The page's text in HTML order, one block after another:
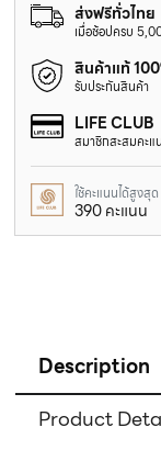
ส่งฟรีทั่วไทย
เมื่อช้อปครบ
สินค้าแท้
รับประกันสินค้า
LIFE CLUB
สมาชิกสะสมคะแ
ใช้คะแนนได้สูงสุด
390 คะแนน
Description
Product